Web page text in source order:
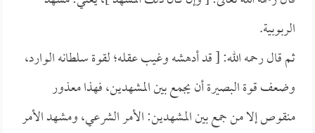
الربوبية.
ثم قال رحمه الله: [ قد أدهشه وغيب عقله؛ لقوة سلطانه الوارد،
وضعف قوة البصيرة أن يجمع بين المشهدين، فهذا معذور
منقوص إلا من جمع بين المشهدين: الأمر الشرعي، ومشهد الأمر